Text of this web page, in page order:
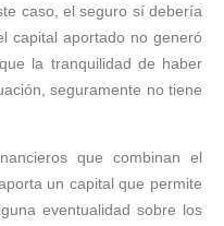
caso, el seguro sí debería
capital aportado no generó
la tranquilidad de haber
seguramente no tiene
que combinan el
un capital que permite
eventualidad sobre los